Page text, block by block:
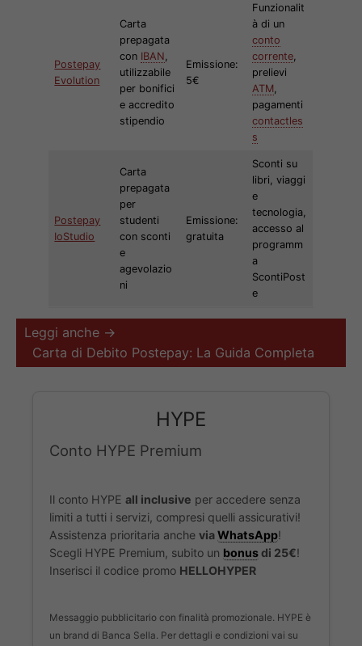
Postepay
Evolution
Carta
prepagata
con IBAN,
utilizzabile
per bonifici
e accredito
stipendio
Emissione:
5€
Funzionalit
à di un
conto
corrente,
prelievi
ATM,
pagamenti
contactles
s
Postepay
IoStudio
Carta
prepagata
per
studenti
con sconti
e
agevolazio
ni
Emissione:
gratuita
Sconti su
libri, viaggi
e
tecnologia,
accesso al
programm
a
ScontiPost
e
Leggi anche →
Carta di Debito Postepay: La Guida Completa
HYPE
Conto HYPE Premium
Il conto HYPE all inclusive per accedere senza
limiti a tutti i servizi, compresi quelli assicurativi!
Assistenza prioritaria anche viaWhatsApp!
Scegli HYPE Premium, subito un bonusdi 25€!
Inserisci il codice promo HELLOHYPER
Messaggio pubblicitario con finalità promozionale. HYPE è
un brand di Banca Sella. Per dettagli e condizioni vai su